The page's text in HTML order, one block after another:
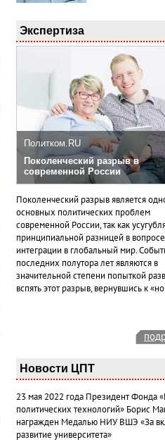
Экспертиза
Политком.RU
Поколенческий разрыв в
современной России
Поколенческий разрыв является
основных политических проблем
современной России, так как
принципиальной разницей в вопросе
интеграции в глобальный мир.
последних полутора лет являются в
значительной степени попыткой
вспять этот разрыв, вернувшись к
Новости ЦПТ
23 мая 2022 года Президент Фонда
политических технологий» Борис
награжден Медалью НИУ ВШЭ «За
развитие университета»